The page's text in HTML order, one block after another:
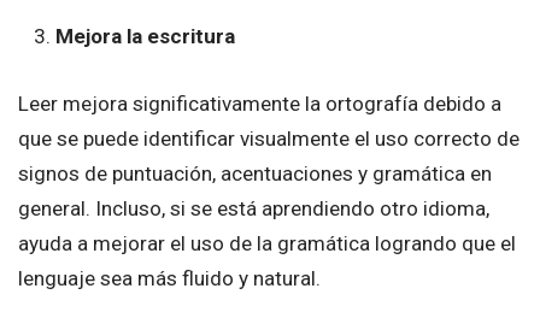
Mejora la escritura
Leer mejora significativamente la ortografía debido a
que se puede identificar visualmente el uso correcto de
signos de puntuación, acentuaciones y gramática en
general. Incluso, si se está aprendiendo otro idioma,
ayuda a mejorar el uso de la gramática logrando que el
lenguaje sea más fluido y natural.